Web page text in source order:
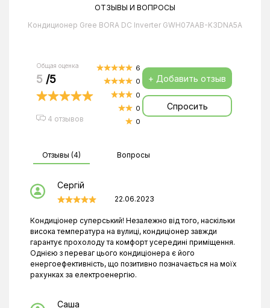
ОТЗЫВЫ И ВОПРОСЫ
Кондиционер Gree BORA DC Inverter GWH07AAB-K3DNA5A
Общая оценка
5 /5
4 отзывов
6
0
0
0
0
+ Добавить отзыв
Спросить
Отзывы (4) Вопросы
Сергій
22.06.2023
Кондиціонер суперський! Незалежно від того, наскільки
висока температура на вулиці, кондиціонер завжди
гарантує прохолоду та комфорт усередині приміщення.
Однією з переваг цього кондиціонера є його
енергоефективність, що позитивно позначається на моїх
рахунках за електроенергію.
Саша